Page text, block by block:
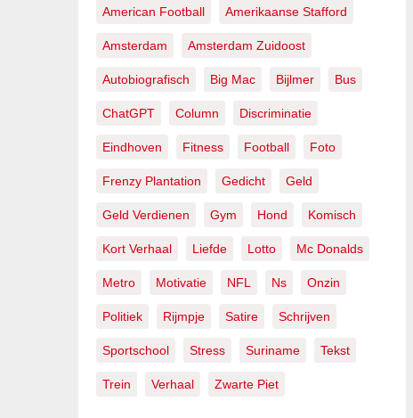
American Football Amerikaanse Stafford
Amsterdam Amsterdam Zuidoost
Autobiografisch Big Mac Bijlmer Bus
ChatGPT Column Discriminatie
Eindhoven Fitness Football Foto
Frenzy Plantation Gedicht Geld
Geld Verdienen Gym Hond Komisch
Kort Verhaal Liefde Lotto Mc Donalds
Metro Motivatie NFL Ns Onzin
Politiek Rijmpje Satire Schrijven
Sportschool Stress Suriname Tekst
Trein Verhaal Zwarte Piet